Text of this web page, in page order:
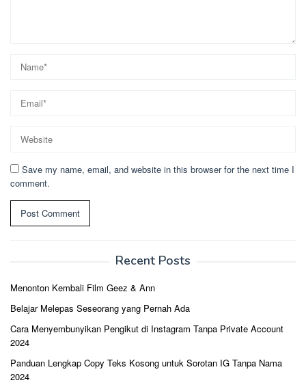
Save my name, email, and website in this browser for the next time I
comment.
Recent Posts
Menonton Kembali Film Geez & Ann
Belajar Melepas Seseorang yang Pernah Ada
Cara Menyembunyikan Pengikut di Instagram Tanpa Private Account
2024
Panduan Lengkap Copy Teks Kosong untuk Sorotan IG Tanpa Nama
2024